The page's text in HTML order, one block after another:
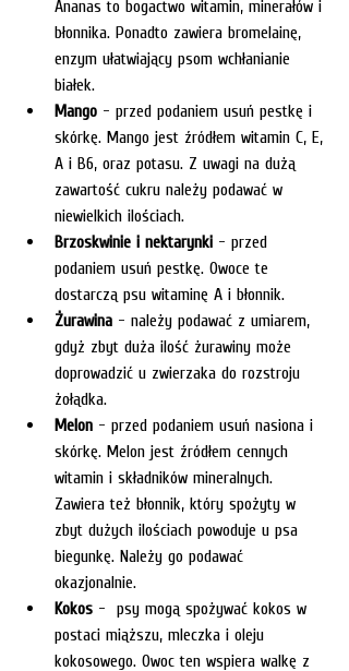
Ananas to bogactwo witamin, minerałów i
błonnika. Ponadto zawiera bromelainę,
enzym ułatwiający psom wchłanianie
białek.
Mango - przed podaniem usuń pestkę i
skórkę. Mango jest źródłem witamin C, E,
A i B6, oraz potasu. Z uwagi na dużą
zawartość cukru należy podawać w
niewielkich ilościach.
Brzoskwinie i nektarynki - przed
podaniem usuń pestkę. Owoce te
dostarczą psu witaminę A i błonnik.
Żurawina - należy podawać z umiarem,
gdyż zbyt duża ilość żurawiny może
doprowadzić u zwierzaka do rozstroju
żołądka.
Melon - przed podaniem usuń nasiona i
skórkę. Melon jest źródłem cennych
witamin i składników mineralnych.
Zawiera też błonnik, który spożyty w
zbyt dużych ilościach powoduje u psa
biegunkę. Należy go podawać
okazjonalnie.
Kokos -  psy mogą spożywać kokos w
postaci miąższu, mleczka i oleju
kokosowego. Owoc ten wspiera walkę z